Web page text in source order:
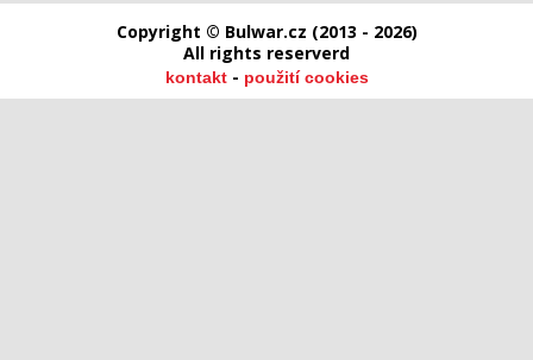
Copyright © Bulwar.cz (2013 - 2026)
All rights reserverd
kontakt- použití cookies